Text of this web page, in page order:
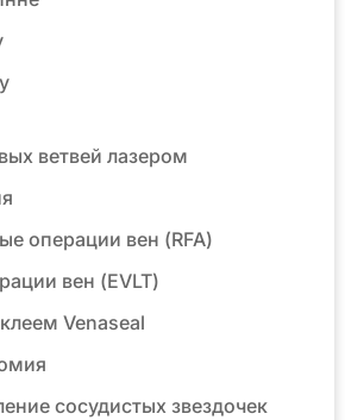
ветвей лазером
операции вен (RFA)
вен (EVLT)
Venaseal
сосудистых звездочек